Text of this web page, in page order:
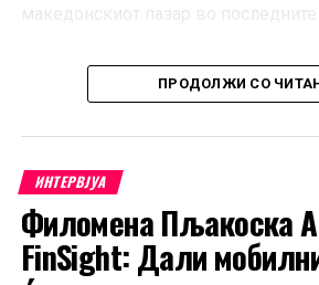
Во интервјуто, Имери говори за
банката, промените во
можностите што ги носи новата
Посебен акцент е ставен на сè
домашните инвеститори за
вредност на меѓународните пазари,
на значење во услови на
ПРОДОЛЖИ СО
ИНТЕРВЈУА
Филомена Пљакоска
FinSight: Дали